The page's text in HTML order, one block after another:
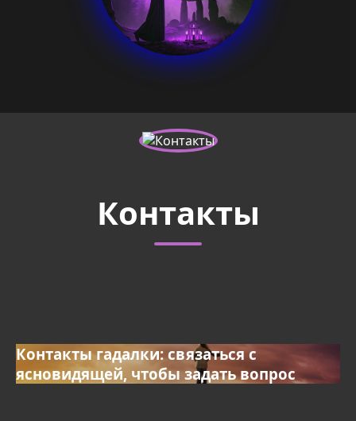
Контакты
Контакты гадалки: связаться с
ясновидящей, чтобы задать вопрос